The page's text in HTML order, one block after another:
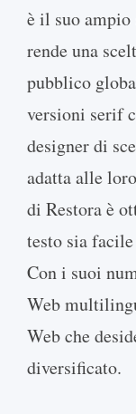
è il suo
rende una
pubblico
versioni serif
designer di
adatta alle
di Restora è
testo sia
Con i suoi
Web
Web che
diversificato.